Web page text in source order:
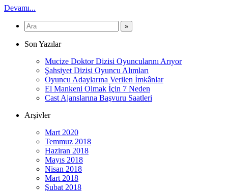
Devamı...
Son Yazılar
Mucize Doktor Dizisi Oyuncularını Arıyor
Şahsiyet Dizisi Oyuncu Alımları
Oyuncu Adaylarına Verilen İmkânlar
El Mankeni Olmak İçin 7 Neden
Cast Ajanslarına Başvuru Saatleri
Arşivler
Mart 2020
Temmuz 2018
Haziran 2018
Mayıs 2018
Nisan 2018
Mart 2018
Şubat 2018